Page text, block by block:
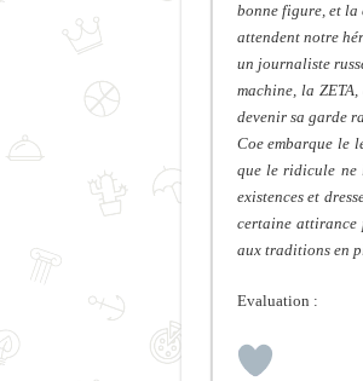
bonne figure, et la
attendent notre
un journaliste
machine, la
devenir sa garde
Coe embarque le
que le ridicule ne
existences et
certaine attirance
aux traditions en
Evaluation :